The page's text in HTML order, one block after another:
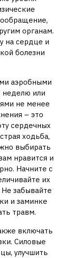
органам.
на сердце и
болезни
аэробными
неделю или
не менее
– это
сердечных
ходьба,
выбирать
нравится и
Начните с
их
забывайте
и заминке
травм.
включать
Силовые
улучшить